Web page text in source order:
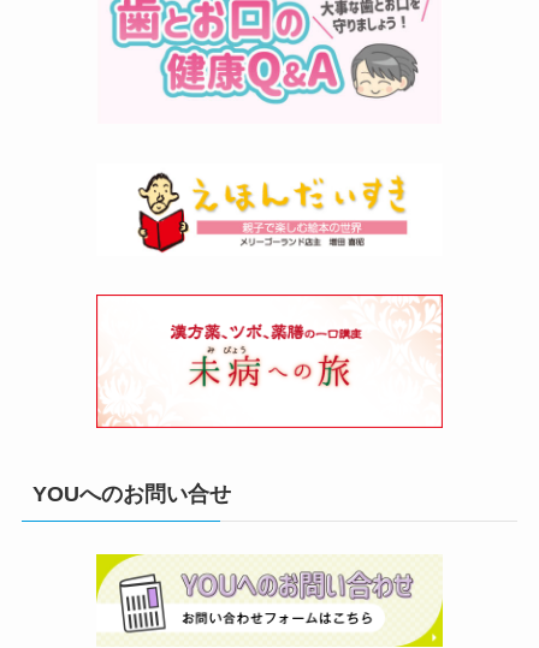
YOUへのお問い合せ